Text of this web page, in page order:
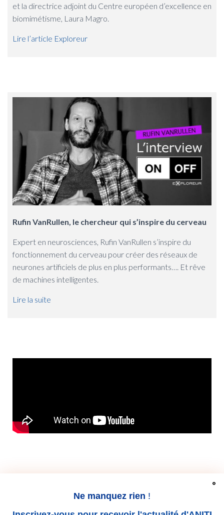
et la directrice adjoint du Centre européen d’excellence en
biomimétisme, Laura Magro.
Lire l’article Exploreur
Rufin VanRullen, le chercheur qui s’inspire du cerveau
Expert en neurosciences, Rufin VanRullen s’inspire du
fonctionnement du cerveau pour créer des réseaux de
neurones artificiels de plus en plus performants…. Et rêve
de machines intelligentes.
Lire la suite
Ne manquez rien !